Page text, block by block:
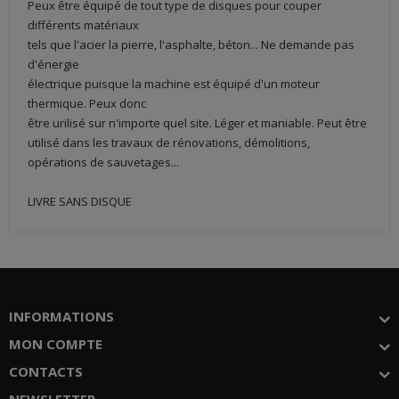
Peux être équipé de tout type de disques pour couper
différents matériaux
tels que l'acier la pierre, l'asphalte, béton... Ne demande pas
d'énergie
électrique puisque la machine est équipé d'un moteur
thermique. Peux donc
être urilisé sur n'importe quel site. Léger et maniable. Peut être
utilisé dans les travaux de rénovations, démolitions,
opérations de sauvetages...
LIVRE SANS DISQUE
INFORMATIONS
MON COMPTE
CONTACTS